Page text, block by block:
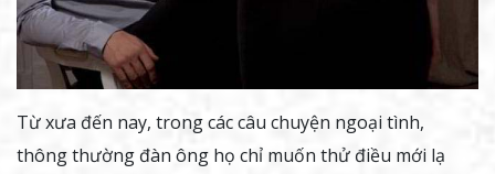
Từ xưa đến nay, trong các câu chuyện ngoại tình,
thông thường đàn ông họ chỉ muốn thử điều mới lạ